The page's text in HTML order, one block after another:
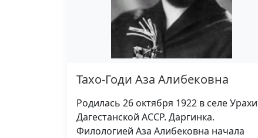
Тахо-Годи Аза Алибековна
Родилась 26 октября 1922 в селе Урахи
Дагестанской АССР. Даргинка.
Филологией Аза Алибековна начала